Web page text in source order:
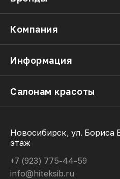
Компания
Информация
Салонам красоты
Новосибирск, ул. Бориса
этаж
+7 (923) 775-44-59
info@hiteksib.ru